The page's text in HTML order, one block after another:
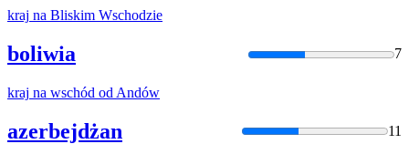
kraj na Bliskim Wschodzie
boliwia 7
kraj na wschód od Andów
azerbejdżan 11